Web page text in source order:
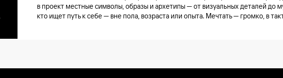
в проект местные символы, образы и архетипы — от визуальных деталей до
кто ищет путь к себе — вне пола, возраста или опыта. Мечтать — громко, в